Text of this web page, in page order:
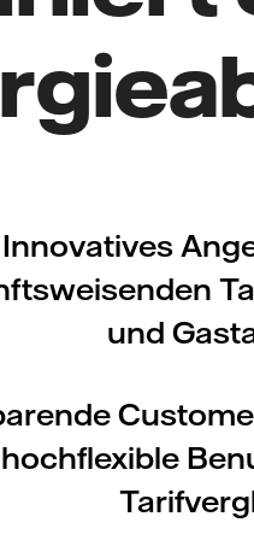
Innovatives
und
hochflexible